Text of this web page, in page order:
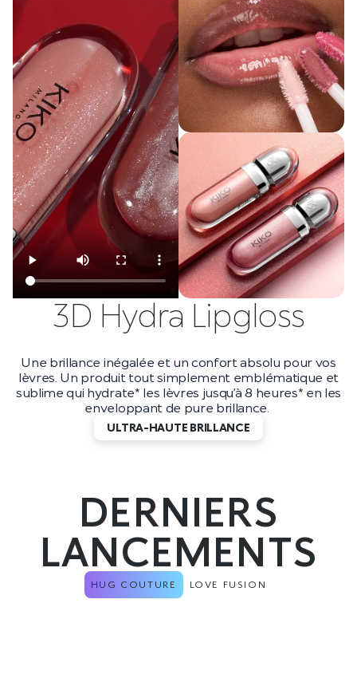
3D Hydra Lipgloss
Une brillance inégalée et un confort absolu pour vos
lèvres. Un produit tout simplement emblématique et
sublime qui hydrate* les lèvres jusqu’à 8 heures* en les
enveloppant de pure brillance.
ULTRA-HAUTE BRILLANCE
DERNIERS
LANCEMENTS
HUG COUTURE LOVE FUSION